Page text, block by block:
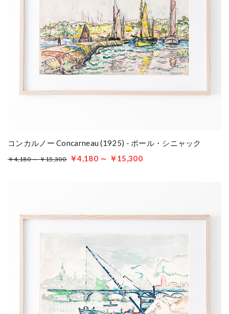
コンカルノー Concarneau (1925) - ポール・シニャック
￥4,180 ～ ￥15,300 ￥4,180 ～ ￥15,300